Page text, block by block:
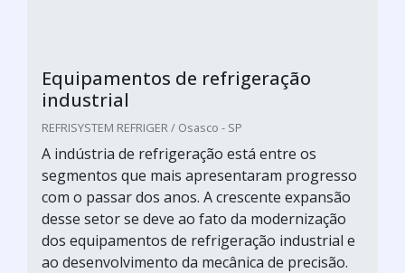
Equipamentos de refrigeração
industrial
REFRISYSTEM REFRIGER / Osasco - SP
A indústria de refrigeração está entre os
segmentos que mais apresentaram progresso
com o passar dos anos. A crescente expansão
desse setor se deve ao fato da modernização
dos equipamentos de refrigeração industrial e
ao desenvolvimento da mecânica de precisão.